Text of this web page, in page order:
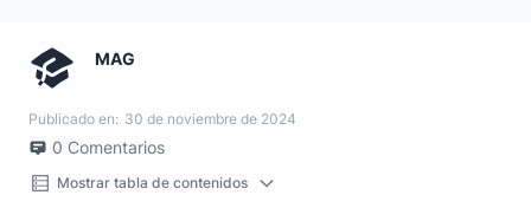
MAG
Publicado en: 30 de noviembre de 2024
0 Comentarios
Mostrar tabla de contenidos